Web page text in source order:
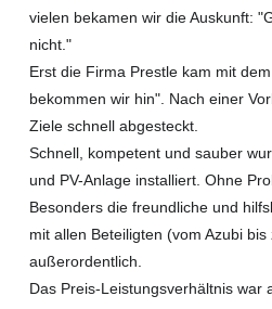
vielen bekamen wir die Auskunft:
nicht."
Erst die Firma Prestle kam mit
bekommen wir hin". Nach einer
Ziele schnell abgesteckt.
Schnell, kompetent und sauber
und PV-Anlage installiert. Ohne
Besonders die freundliche und
mit allen Beteiligten (vom Azubi
außerordentlich.
Das Preis-Leistungsverhältnis war